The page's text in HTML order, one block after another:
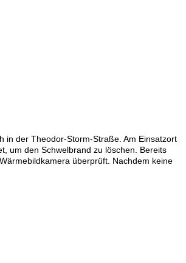
in der Theodor-Storm-Straße. Am Einsatzort
um den Schwelbrand zu löschen. Bereits
überprüft. Nachdem keine